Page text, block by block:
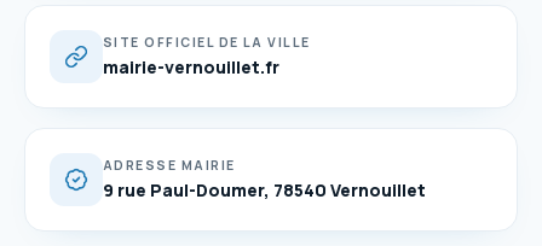
SITE OFFICIEL DE LA VILLE
mairie-vernouillet.fr
ADRESSE MAIRIE
9 rue Paul-Doumer, 78540 Vernouillet